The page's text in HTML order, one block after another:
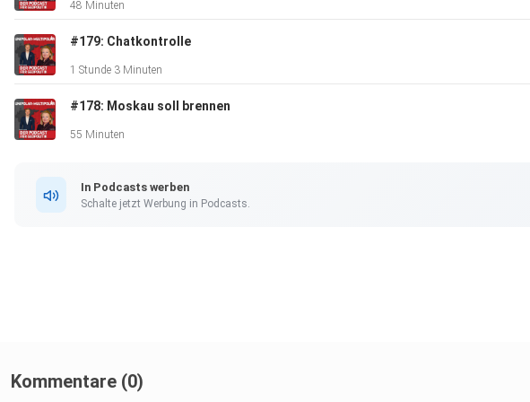
48 Minuten
#179: Chatkontrolle
1 Stunde 3 Minuten
#178: Moskau soll brennen
55 Minuten
In Podcasts werben
Schalte jetzt Werbung in Podcasts.
Kommentare (0)